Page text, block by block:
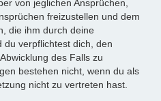
von jeglichen Ansprüchen,
freizustellen und dem
die ihm durch deine
du verpflichtest dich, den
des Falls zu
bestehen nicht, wenn du als
nicht zu vertreten hast.